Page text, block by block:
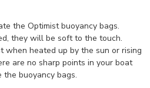
the Optimist buoyancy bags.
they will be soft to the touch.
when heated up by the sun or rising
are no sharp points in your boat
buoyancy bags.